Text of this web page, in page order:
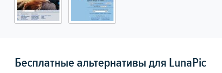
Бесплатные альтернативы для LunaPic